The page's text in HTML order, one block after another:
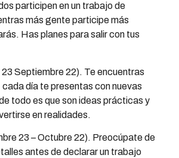
participen en un trabajo de
más gente participe más
Has planes para salir con tus
Septiembre 22). Te encuentras
día te presentas con nuevas
todo es que son ideas prácticas y
en realidades.
23 – Octubre 22). Preocúpate de
antes de declarar un trabajo